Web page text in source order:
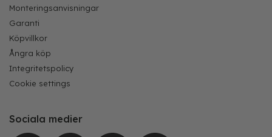
Monteringsanvisningar
Garanti
Köpvillkor
Ångra köp
Integritetspolicy
Cookie settings
Sociala medier